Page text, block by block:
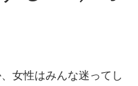
女性はみんな迷ってし